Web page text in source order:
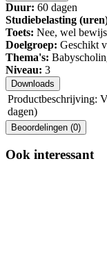
Duur: 60 dagen
Studiebelasting
Toets: Nee, wel
Doelgroep: Geschikt
Thema's:
Niveau: 3
Downloads
Productbeschrijving:
dagen)
Beoordelingen (0)
Ook interessant